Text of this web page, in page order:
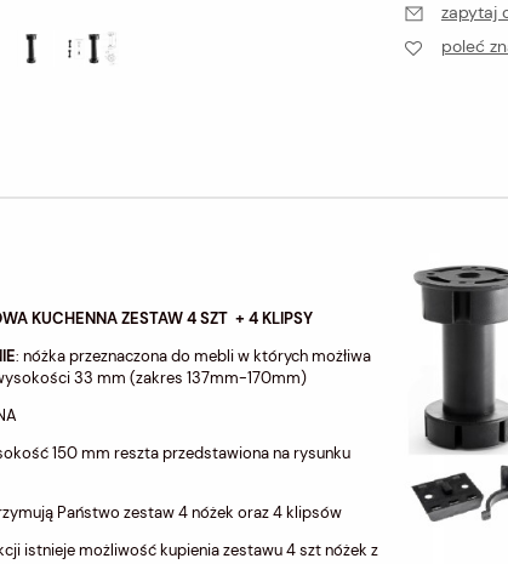
zapytaj
poleć
KUCHENNA ZESTAW 4 SZT + 4 KLIPSY
: nóżka przeznaczona do mebli w których możłiwa
33 mm (zakres 137mm-170mm)
150 mm reszta przedstawiona na rysunku
Państwo zestaw 4 nóżek oraz 4 klipsów
istnieje możliwość kupienia zestawu 4 szt nóżek z